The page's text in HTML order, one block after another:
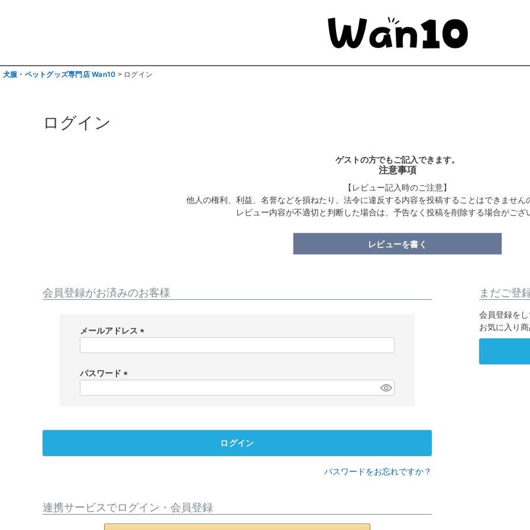
犬服・ペットグッズ専門店 Wan10 ログイン
ログイン
ゲストの方でもご記入できます。
注意事項
【レビュー記入時のご注意】
他人の権利、利益、名誉などを損ねたり、法令に違反する内容を投稿することはできません
レビュー内容が不適切と判断した場合は、予告なく投稿を削除する場合がござ
レビューを書く
会員登録がお済みのお客様
メールアドレス
)
パスワード
ログイン
パスワードをお忘れですか？
連携サービスでログイン・会員登録
まだご登
会員登録を
お気に入り